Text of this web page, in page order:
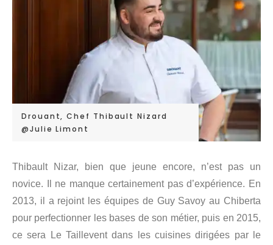
Drouant, Chef Thibault Nizard
@Julie Limont
Thibault Nizar, bien que jeune encore, n’est pas un
novice. Il ne manque certainement pas d’expérience. En
2013, il a rejoint les équipes de Guy Savoy au Chiberta
pour perfectionner les bases de son métier, puis en 2015,
ce sera Le Taillevent dans les cuisines dirigées par le